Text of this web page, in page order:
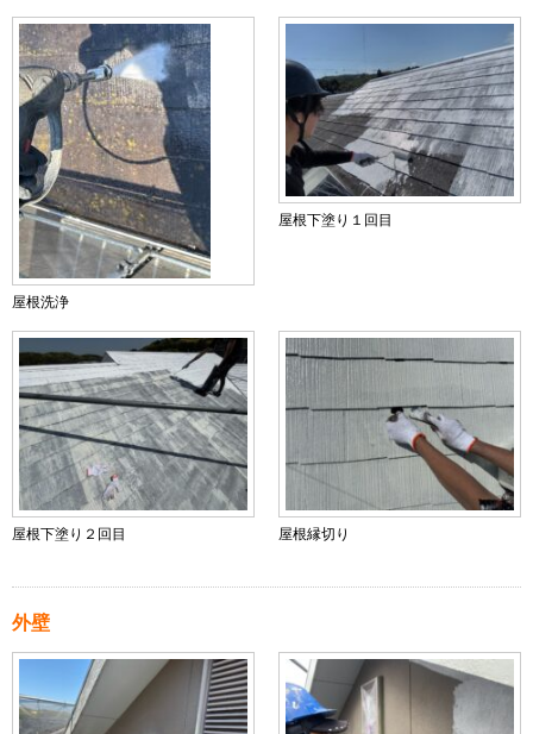
屋根洗浄
屋根下塗り１回目
屋根下塗り２回目 屋根縁切り
外壁